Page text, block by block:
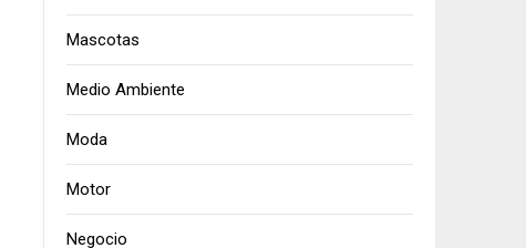
Mascotas
Medio Ambiente
Moda
Motor
Negocio